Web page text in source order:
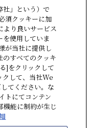
ソーシャルメディアポリシー
贈収賄・汚職防止方針
」という）で
須クッキーに加
より良いサービス
を使用していま
が当社に提供し
のすべてのクッキ
]をクリックして
クして、当社We
てください。な
トにてコンテン
機能に制約が生じ